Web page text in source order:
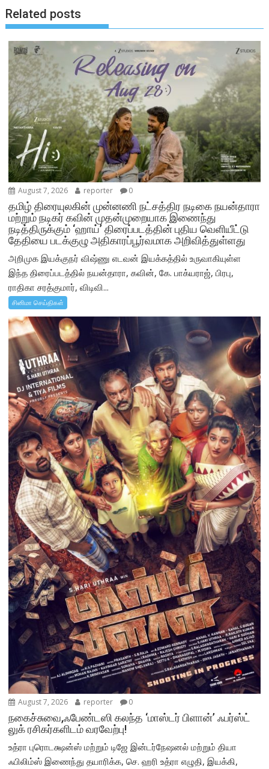
Related posts
August 7, 2026 reporter 0
தமிழ் திரையுலகின் முன்னணி நட்சத்திர நடிகை நயன்தாரா
மற்றும் நடிகர் கவின் முதன்முறையாக இணைந்து
நடித்திருக்கும் ‘ஹாய்’ திரைப்படத்தின் புதிய வெளியீட்டு
தேதியை படக்குழு அதிகாரப்பூர்வமாக அறிவித்துள்ளது
அறிமுக இயக்குநர் விஷ்ணு எடவன் இயக்கத்தில் உருவாகியுள்ள
இந்த திரைப்படத்தில் நயன்தாரா, கவின், கே. பாக்யராஜ், பிரபு,
ராதிகா சரத்குமார், விடிவி...
சினிமா செய்திகள்
August 7, 2026 reporter 0
நகைச்சுவை,ஃபேண்டஸி கலந்த ‘மாஸ்டர் பிளான்’ ஃபர்ஸ்ட்
லுக் ரசிகர்களிடம் வரவேற்பு!
உத்ரா புரொடக்ஷன்ஸ் மற்றும் டிஜே இன்டர்நேஷனல் மற்றும் தியா
ஃபிலிம்ஸ் இணைந்து தயாரிக்க, செ. ஹரி உத்ரா எழுதி, இயக்கி,